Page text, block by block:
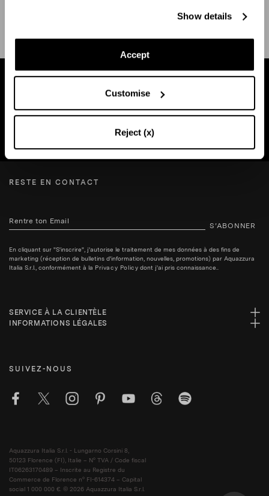
Show details
Accept
Customise
Reject (x)
Trouvez une boutique près de chez vous
RESTE EN CONTACT
S’ABONNER
En cliquant sur "S'inscrire", j'autorise le traitement de mes données à des fins de
marketing (réception de bulletins d'information, nouvelles, promotions) par Aquazzura
Italia S.r.l., conformément à la Privacy Policy dont j'ai pris connaissance..
SERVICE À LA CLIENTÈLE
INFORMATIONS LÉGALES
SUIVEZ-NOUS
Aquazzura Italia S.r.l. - Lungarno Corsini 8,
50123 Florence (FI), Italie – N° TVA / Code fiscal
IT06263170489 – Inscrite au Registre du
Commerce de Florence n° FI-614374 – Capital
social 1 000 000 €. © 2026 Aquazzura Italia S.r.l.